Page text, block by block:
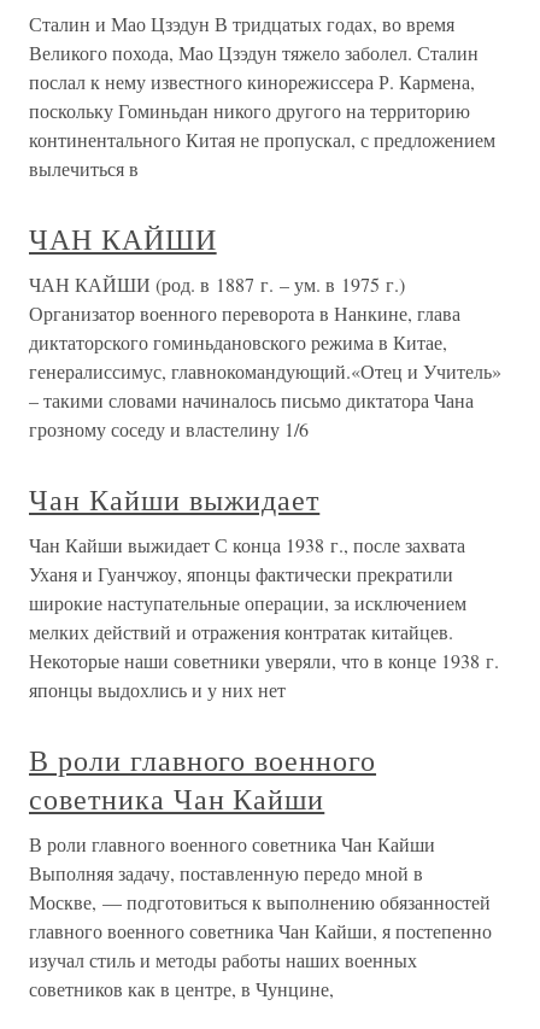
Сталин и Мао Цзэдун В тридцатых годах, во время
Великого похода, Мао Цзэдун тяжело заболел. Сталин
послал к нему известного кинорежиссера Р. Кармена,
поскольку Гоминьдан никого другого на территорию
континентального Китая не пропускал, с предложением
вылечиться в
ЧАН КАЙШИ
ЧАН КАЙШИ (род. в 1887 г. – ум. в 1975 г.)
Организатор военного переворота в Нанкине, глава
диктаторского гоминьдановского режима в Китае,
генералиссимус, главнокомандующий.«Отец и Учитель»
– такими словами начиналось письмо диктатора Чана
грозному соседу и властелину 1/6
Чан Кайши выжидает
Чан Кайши выжидает С конца 1938 г., после захвата
Уханя и Гуанчжоу, японцы фактически прекратили
широкие наступательные операции, за исключением
мелких действий и отражения контратак китайцев.
Некоторые наши советники уверяли, что в конце 1938 г.
японцы выдохлись и у них нет
В роли главного военного
советника Чан Кайши
В роли главного военного советника Чан Кайши
Выполняя задачу, поставленную передо мной в
Москве, — подготовиться к выполнению обязанностей
главного военного советника Чан Кайши, я постепенно
изучал стиль и методы работы наших военных
советников как в центре, в Чунцине,